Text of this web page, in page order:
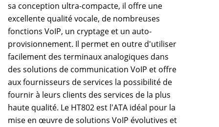
sa conception ultra-compacte, il offre une
excellente qualité vocale, de nombreuses
fonctions VoIP, un cryptage et un auto-
provisionnement. Il permet en outre d'utiliser
facilement des terminaux analogiques dans
des solutions de communication VoIP et offre
aux fournisseurs de services la possibilité de
fournir à leurs clients des services de la plus
haute qualité. Le HT802 est l'ATA idéal pour la
mise en œuvre de solutions VoIP évolutives et